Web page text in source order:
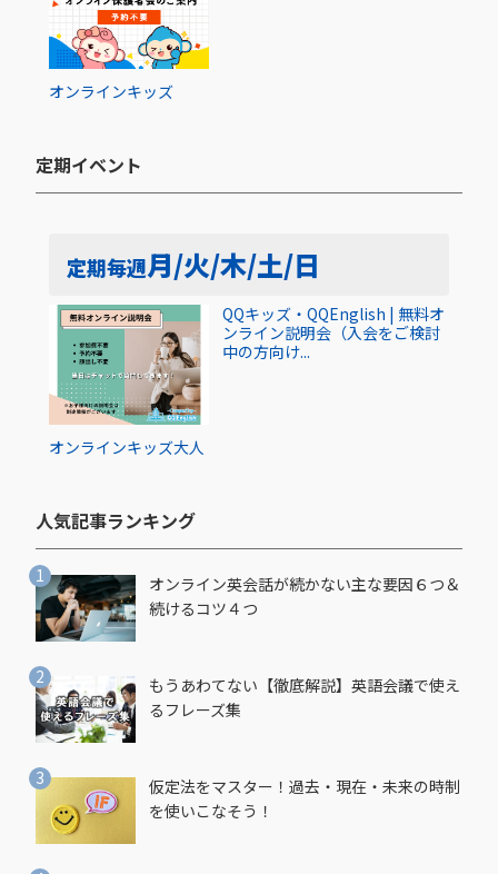
オンラインキッズ
定期イベント​
定期毎週月/火/木/土/日
オンラインキッズ大人
QQキッズ・QQEnglish | 無料オ
ンライン説明会（入会をご検討
中の方向け...
人気記事ランキング​
オンライン英会話が続かない主な要因６つ＆
続けるコツ４つ
もうあわてない【徹底解説】英語会議で使え
るフレーズ集
仮定法をマスター！過去・現在・未来の時制
を使いこなそう！